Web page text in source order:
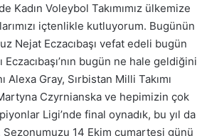
Voleybol Takımımız ülkemize
içtenlikle kutluyorum. Bugünün
Nejat Eczacıbaşı vefat edeli bugün
bugün ne hale geldiğini
Gray, Sırbistan Milli Takımı
Czyrnianska ve hepimizin çok
Ligi’nde final oynadık, bu yıl da
Sezonumuzu 14 Ekim cumartesi günü